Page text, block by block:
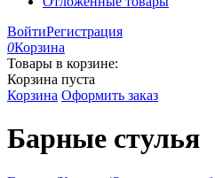
ВойтиРегистрация
0Корзина
Товары в корзине:
Корзина пуста
Корзина Оформить заказ
Барные стулья